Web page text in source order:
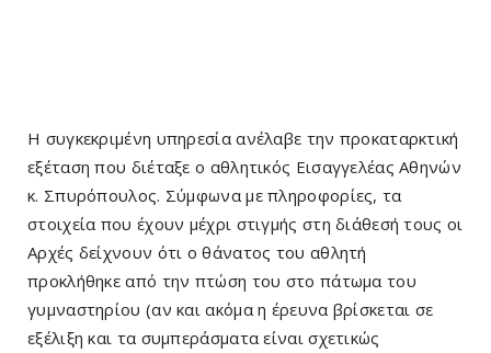
Η συγκεκριμένη υπηρεσία ανέλαβε την προκαταρκτική
εξέταση που διέταξε ο αθλητικός Εισαγγελέας Αθηνών
κ. Σπυρόπουλος. Σύμφωνα με πληροφορίες, τα
στοιχεία που έχουν μέχρι στιγμής στη διάθεσή τους οι
Αρχές δείχνουν ότι ο θάνατος του αθλητή
προκλήθηκε από την πτώση του στο πάτωμα του
γυμναστηρίου (αν και ακόμα η έρευνα βρίσκεται σε
εξέλιξη και τα συμπεράσματα είναι σχετικώς